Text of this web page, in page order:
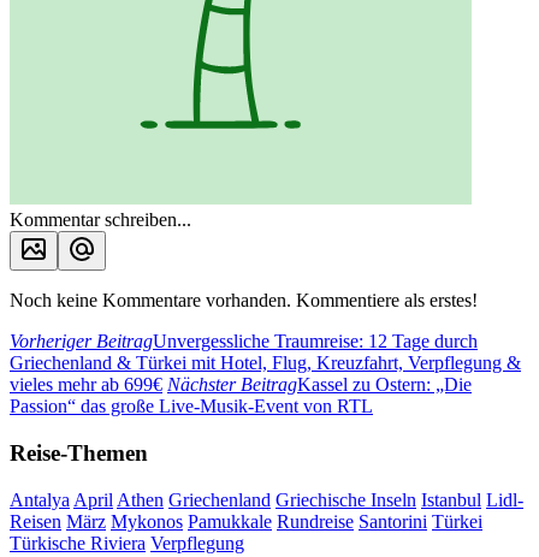
Kommentar schreiben...
Noch keine Kommentare vorhanden. Kommentiere als erstes!
Vorheriger BeitragUnvergessliche Traumreise: 12 Tage durch
Griechenland & Türkei mit Hotel, Flug, Kreuzfahrt, Verpflegung &
vieles mehr ab 699€ Nächster BeitragKassel zu Ostern: „Die
Passion“ das große Live-Musik-Event von RTL
Reise-Themen
Antalya April Athen Griechenland Griechische Inseln Istanbul Lidl-
Reisen März Mykonos Pamukkale Rundreise Santorini Türkei
Türkische Riviera Verpflegung